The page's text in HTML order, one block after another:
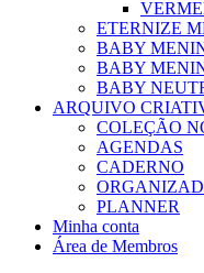
ETERNIZE
BABY
BABY
BABY
ARQUIVO
COLEÇÃO
AGENDAS
CADERNO
PLANNER
Minha conta
Área de Membros